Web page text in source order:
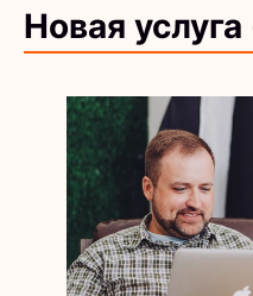
Новая